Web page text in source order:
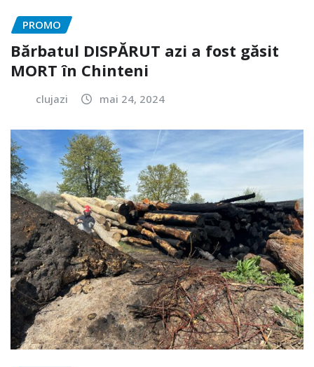
PROMO
Bărbatul DISPĂRUT azi a fost găsit
MORT în Chinteni
clujazi mai 24, 2024